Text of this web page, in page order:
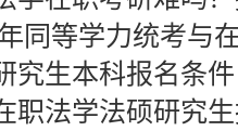
同等学力统考与
究生本科报名条件
职法学法硕研究生